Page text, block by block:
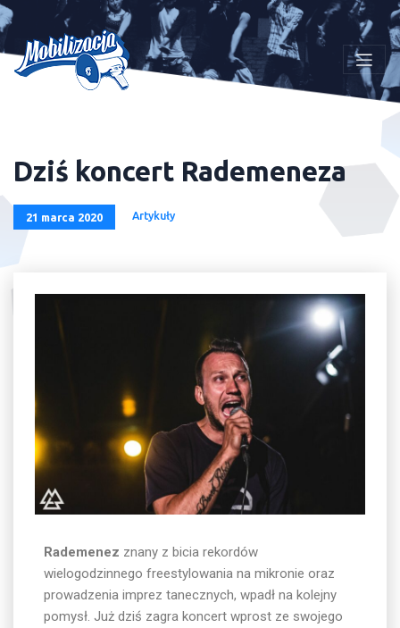
Dziś koncert Rademeneza
21 marca 2020 Artykuły
Rademenez znany z bicia rekordów
wielogodzinnego freestylowania na mikronie oraz
prowadzenia imprez tanecznych, wpadł na kolejny
pomysł. Już dziś zagra koncert wprost ze swojego